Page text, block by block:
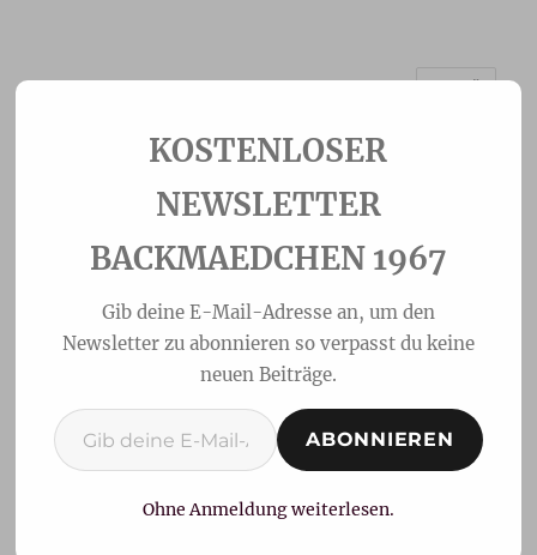
Beschwipster
Minigugelhupf mit
Zwetschgenfüllung
NEWSLETTER
BACKMAEDCHEN 1967
Gib deine E-Mail-Adresse an, um den
Newsletter zu abonnieren so verpasst du keine
neuen Beiträge.
Gib deine E-Mail-Adresse ein ...
ABONNIEREN
Ohne Anmeldung weiterlesen.